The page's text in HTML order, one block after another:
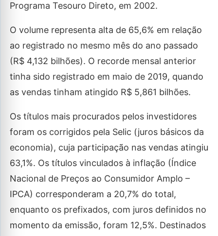
Programa Tesouro Direto, em 2002.
O volume representa alta de 65,6% em relação
ao registrado no mesmo mês do ano passado
(R$ 4,132 bilhões). O recorde mensal anterior
tinha sido registrado em maio de 2019, quando
as vendas tinham atingido R$ 5,861 bilhões.
Os títulos mais procurados pelos investidores
foram os corrigidos pela Selic (juros básicos da
economia), cuja participação nas vendas atingiu
63,1%. Os títulos vinculados à inflação (Índice
Nacional de Preços ao Consumidor Amplo –
IPCA) corresponderam a 20,7% do total,
enquanto os prefixados, com juros definidos no
momento da emissão, foram 12,5%. Destinados